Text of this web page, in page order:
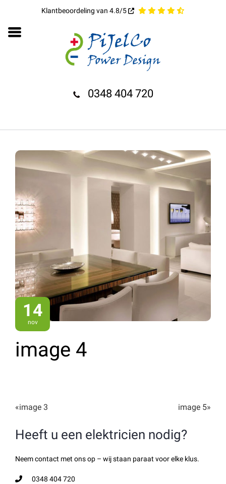
Klantbeoordeling van 4.8/5
0348 404 720
image 4
14
nov
«image 3 image 5»
Heeft u een elektricien nodig?
Neem contact met ons op – wij staan paraat voor elke klus.
0348 404 720